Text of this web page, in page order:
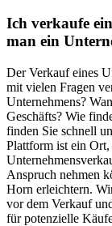
Ich verkaufe
man ein
Der Verkauf eines
mit vielen Fragen
Unternehmens?
Geschäfts? Wie
finden Sie schnell
Plattform ist ein
Anspruch nehmen
Horn erleichtern.
vor dem Verkauf
für potenzielle